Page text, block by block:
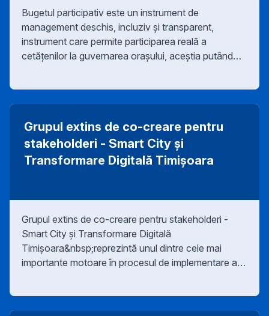
Bugetul participativ este un instrument de
management deschis, incluziv și transparent,
instrument care permite participarea reală a
cetățenilor la guvernarea orașului, aceștia putând
Grupul extins de co-creare pentru
stakeholderi - Smart City și
Transformare Digitală Timișoara
Grupul extins de co-creare pentru stakeholderi -
Smart City și Transformare Digitală
Timișoara&nbsp;reprezintă unul dintre cele mai
importante motoare în procesul de implementare a